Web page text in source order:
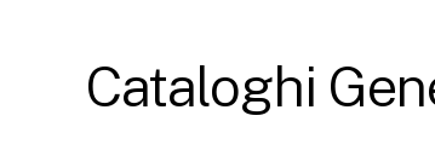
Cataloghi